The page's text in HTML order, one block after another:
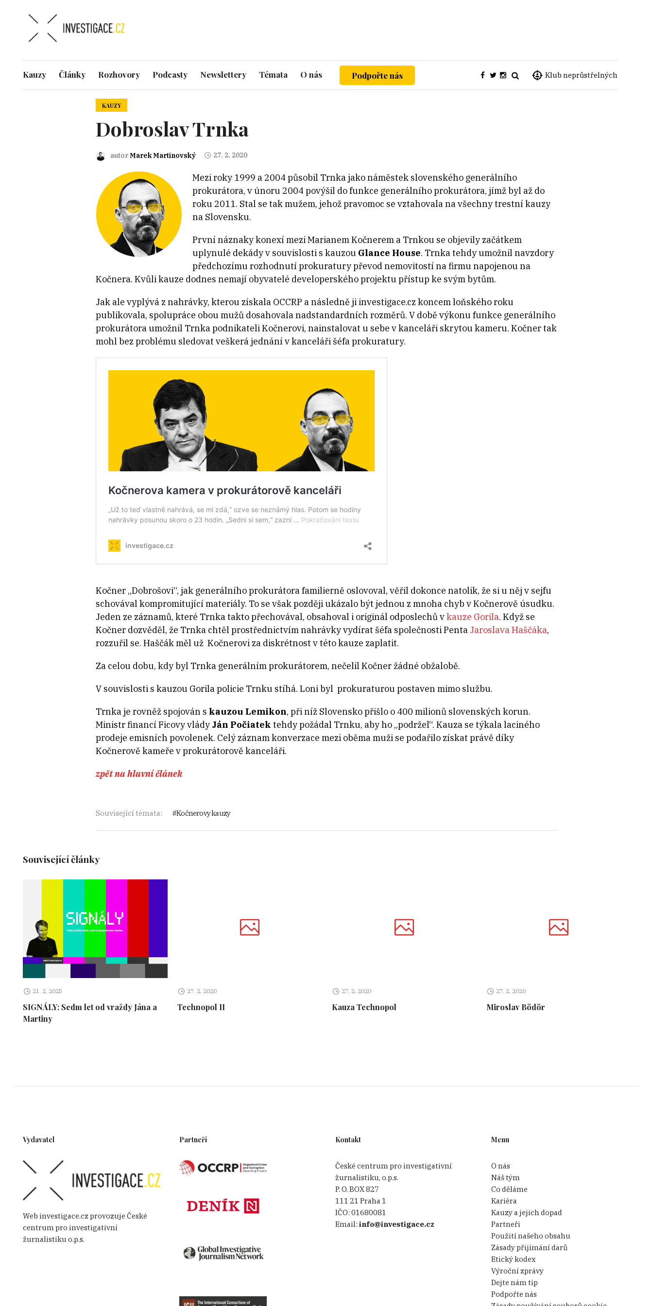
Klub neprůstřelných
Kauzy Články Rozhovory Podcasty Newslettery Témata O nás Podpořte nás
KAUZY
Dobroslav Trnka
autorMarek Martinovský 27. 2. 2020
Mezi roky 1999 a 2004 působil Trnka jako náměstek slovenského generálního
prokurátora, v únoru 2004 povýšil do funkce generálního prokurátora, jímž byl až do
roku 2011. Stal se tak mužem, jehož pravomoc se vztahovala na všechny trestní kauzy
na Slovensku.
První náznaky konexí mezi Marianem Kočnerem a Trnkou se objevily začátkem
uplynulé dekády v souvislosti s kauzou Glance House. Trnka tehdy umožnil navzdory
předchozímu rozhodnutí prokuratury převod nemovitostí na firmu napojenou na
Kočnera. Kvůli kauze dodnes nemají obyvatelé developerského projektu přístup ke svým bytům.
Jak ale vyplývá z nahrávky, kterou získala OCCRP a následně ji investigace.cz koncem loňského roku
publikovala, spolupráce obou mužů dosahovala nadstandardních rozměrů. V době výkonu funkce generálního
prokurátora umožnil Trnka podnikateli Kočnerovi, nainstalovat u sebe v kanceláři skrytou kameru. Kočner tak
mohl bez problému sledovat veškerá jednání v kanceláři šéfa prokuratury.
Kočner „Dobrošovi“, jak generálního prokurátora familierně oslovoval, věřil dokonce natolik, že si u něj v sejfu
schovával kompromitující materiály. To se však později ukázalo být jednou z mnoha chyb v Kočnerově úsudku.
Jeden ze záznamů, které Trnka takto přechovával, obsahoval i originál odposlechů vkauze Gorila. Když se
Kočner dozvěděl, že Trnka chtěl prostřednictvím nahrávky vydírat šéfa společnosti Penta Jaroslava Haščáka,
rozzuřil se. Haščák měl už Kočnerovi za diskrétnost v této kauze zaplatit.
Za celou dobu, kdy byl Trnka generálním prokurátorem, nečelil Kočner žádné obžalobě.
V souvislosti s kauzou Gorila policie Trnku stíhá. Loni byl prokuraturou postaven mimo službu.
Trnka je rovněž spojován s kauzou Lemikon, při níž Slovensko přišlo o 400 milionů slovenských korun.
Ministr financí Ficovy vlády Ján Počiatek tehdy požádal Trnku, aby ho „podržel“. Kauza se týkala laciného
prodeje emisních povolenek. Celý záznam konverzace mezi oběma muži se podařilo získat právě díky
Kočnerově kameře v prokurátorově kanceláři.
zpět na hlavní článek
Související témata: Kočnerovy kauzy
Související články
21. 2. 2025
SIGNÁLY: Sedm let od vraždy Jána a
Martiny
27. 2. 2020
Technopol II
27. 2. 2020
Kauza Technopol
27. 2. 2020
Miroslav Bödör
Vydavatel
Web investigace.cz provozuje České
centrum pro investigativní
žurnalistiku o.p.s.
Partneři Kontakt
České centrum pro investigativní
žurnalistiku, o.p.s.
P. O. BOX 827
111 21 Praha 1
IČO: 01680081
Email: info@investigace.cz
Menu
O nás
Náš tým
Co děláme
Kariéra
Kauzy a jejich dopad
Partneři
Použití našeho obsahu
Zásady přijímání darů
Etický kodex
Výroční zprávy
Dejte nám tip
Podpořte nás